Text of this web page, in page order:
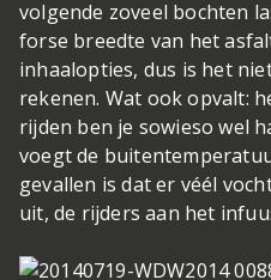
volgende zoveel bochten
forse breedte van het
inhaalopties, dus is het
rekenen. Wat ook opvalt:
rijden ben je sowieso wel
voegt de
gevallen is dat er véél
uit, de rijders aan het